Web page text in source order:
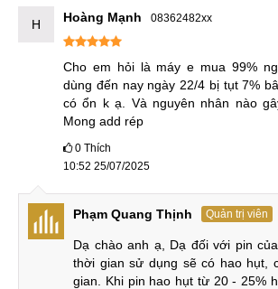
Giá rẻ, báo giá minh bạch,
Cam kết thay Pin điện thoại iPhone 15
Điều khiến nhiều khách hàng quay
MobileCity Care không chỉ là dịch vụ
sự rõ ràng trong từng khoản chi phí.
tốt tiêu chí tiết kiệm, thay Pin cho
MobileCity Care khách hàng còn được
bạch. MobileCity Care cam kết:
Cạnh tranh, rẻ nhất thị trường
H Hoàng Mạnh 08362482xx
Cho em hỏi là máy e mua 99%
dùng đến nay ngày 22/4 bị tụt 7%
có ổn k ạ. Và nguyên nhân nào
Mong add rép
0 Thích
10:52 25/07/2025
Phạm Quang Thịnh Quản trị viên
Dạ chào anh ạ, Dạ đối với pin
thời gian sử dụng sẽ có hao hụt,
gian. Khi pin hao hụt từ 20 - 25%